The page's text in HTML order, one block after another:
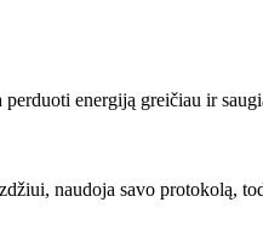
energiją greičiau ir
naudoja savo protokolą,